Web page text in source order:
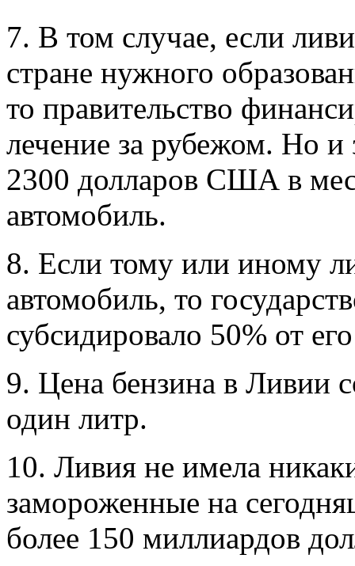
7. В том случае, если
стране нужного
то правительство
лечение за рубежом. Но и
2300 долларов США в
автомобиль.
8. Если тому или иному
автомобиль, то
субсидировало 50% от
9. Цена бензина в Ливии
один литр.
10. Ливия не имела
замороженные на
более 150 миллиардов